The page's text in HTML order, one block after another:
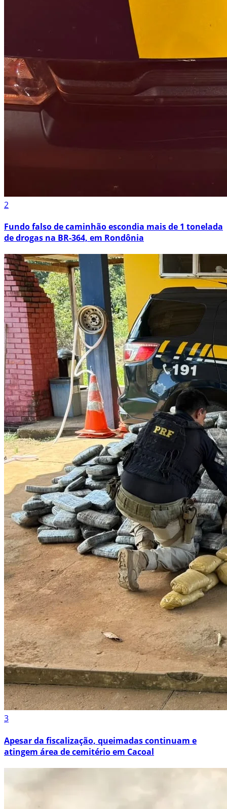
2
Fundo falso de caminhão escondia mais de 1 tonelada
de drogas na BR-364, em Rondônia
3
Apesar da fiscalização, queimadas continuam e
atingem área de cemitério em Cacoal